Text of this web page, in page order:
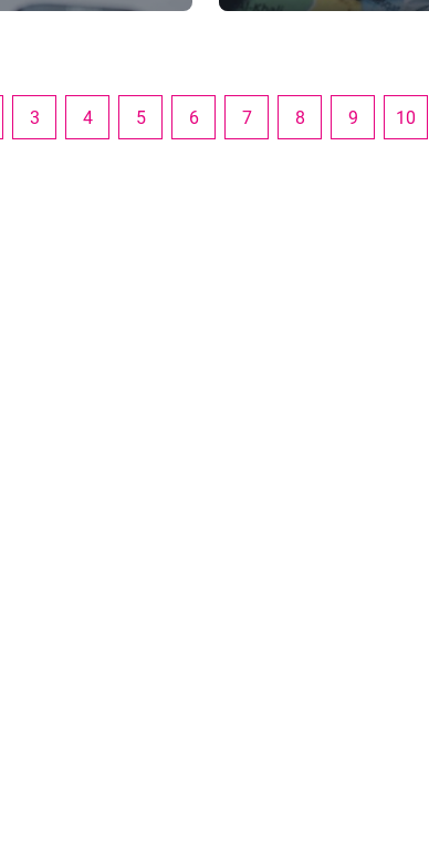
3 4 5 6 7 8 9 10